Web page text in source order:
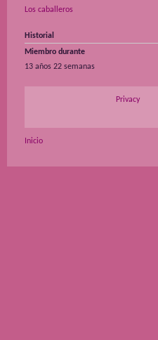
Los caballeros
Historial
Miembro durante
13 años 22 semanas
Privacy
Inicio